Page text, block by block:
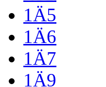
1Ä5
1Ä6
1Ä7
1Ä9